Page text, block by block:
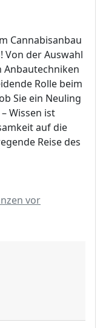
Cannabisanbau
der Auswahl
Anbautechniken
Rolle beim
Sie ein Neuling
Wissen ist
auf die
Reise des
vor